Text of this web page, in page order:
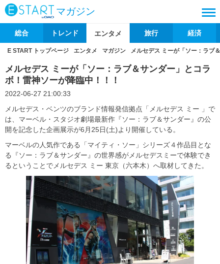
マガジン
総合 トレンド エンタメ 旅行 経済
E START トップページ エンタメ マガジン メルセデス ミーが「ソー：ラブ
メルセデス ミーが「ソー：ラブ＆サンダー」とコラ
ボ！雷神ソーが降臨中！！！
2022-06-27 21:00:33
メルセデス・ベンツのブランド情報発信拠点「メルセデス ミー 」で
は、マーベル・スタジオ劇場最新作『ソー：ラブ＆サンダー』の公
開を記念した企画展示が6月25日(土)より開催している。
マーベルの人気作である「マイティ・ソー」シリーズ４作品目とな
る『ソー：ラブ＆サンダー』の世界感がメルセデスミーで体験でき
るということでメルセデス ミー 東京（六本木）へ取材してきた。